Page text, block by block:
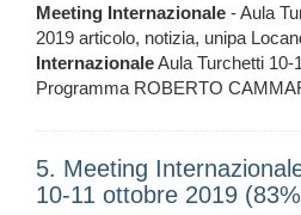
Meeting Internazionale - Aula
2019 articolo, notizia, unipa
InternazionaleAula Turchetti 10-
Programma ROBERTO
5. Meeting
10-11 ottobre 2019